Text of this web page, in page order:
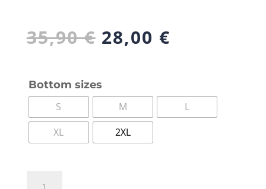
35,90€ Original
price
35,90 €.
28,00 €
είναι:
28,00 €.
Bottom sizes
S
M
L
XL
2XL